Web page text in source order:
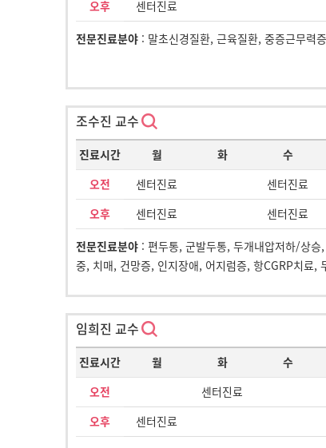
오후 센터진료
전문진료분야 : 말초신경질환, 근육질환, 중증근무력
조수진 교수
진료시간 월 화 수
오전 센터진료 센터진료
오후 센터진료 센터진료
전문진료분야 : 편두통, 군발두통, 두개내압저하/상
중, 치매, 건망증, 인지장애, 어지럼증, 항CGRP치료,
임희진 교수
진료시간 월 화 수
오전 센터진료
오후 센터진료